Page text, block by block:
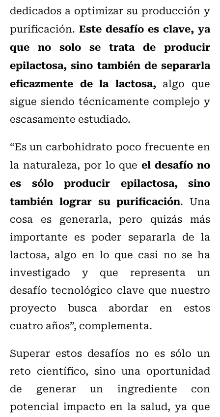
dedicados a optimizar su producción y
purificación. Este desafío es clave, ya
que no solo se trata de producir
epilactosa, sino también de separarla
eficazmente de la lactosa,algo que
sigue siendo técnicamente complejo y
escasamente estudiado.
“Es un carbohidrato poco frecuente en
la naturaleza, por lo queel desafío no
es sólo producir epilactosa, sino
también lograr su purificación. Una
cosa es generarla, pero quizás más
importante es poder separarla de la
lactosa, algo en lo que casi no se ha
investigado y que representa un
desafío tecnológico clave que nuestro
proyecto busca abordar en estos
cuatro años”, complementa.
Superar estos desafíos no es sólo un
reto científico, sino una oportunidad
de generar un ingrediente con
potencial impacto en la salud, ya que